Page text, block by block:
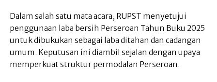
Dalam salah satu mata acara, RUPST menyetujui
penggunaan laba bersih Perseroan Tahun Buku 2025
untuk dibukukan sebagai laba ditahan dan cadangan
umum. Keputusan ini diambil sejalan dengan upaya
memperkuat struktur permodalan Perseroan.